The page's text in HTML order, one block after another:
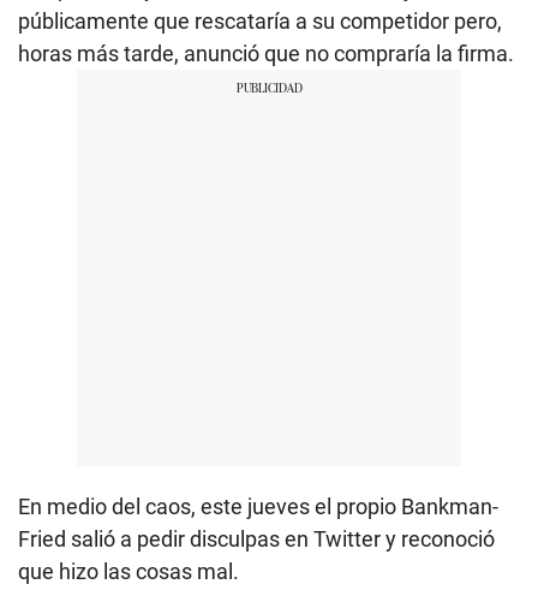
públicamente que rescataría a su competidor pero,
horas más tarde, anunció que no compraría la firma.
En medio del caos, este jueves el propio Bankman-
Fried salió a pedir disculpas en Twitter y reconoció
que hizo las cosas mal.